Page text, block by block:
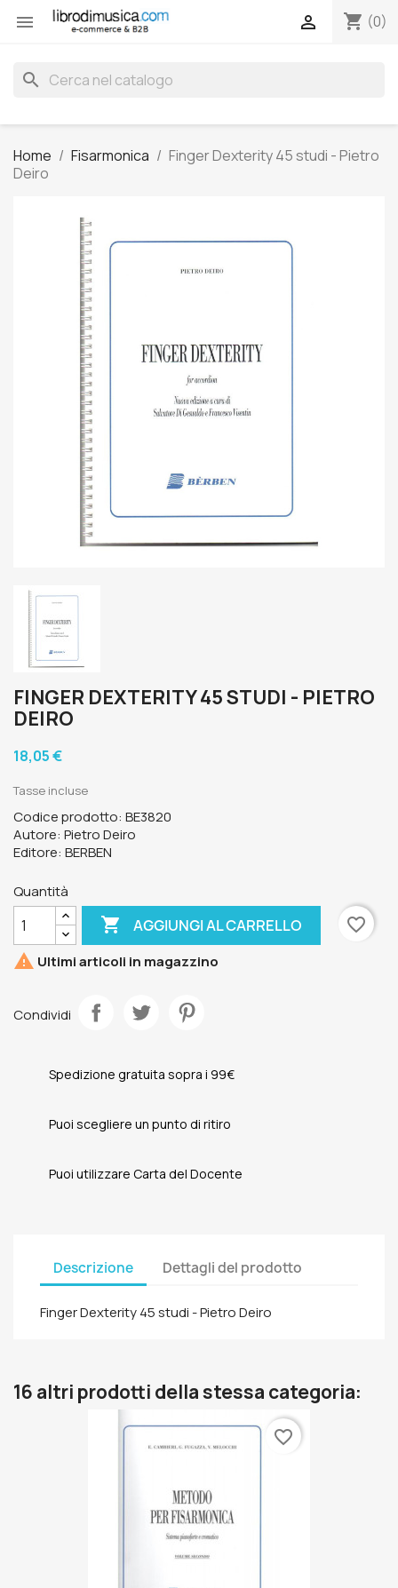
 shopping_cart (0)

search
Home Fisarmonica
Finger Dexterity 45 studi - Pietro
Deiro
FINGER DEXTERITY 45 STUDI - PIETRO
DEIRO
18,05 €
Tasse incluse
Codice prodotto: BE3820
Autore: Pietro Deiro
Editore: BERBEN
Quantità
 AGGIUNGI AL CARRELLO
favorite_border
 Ultimi articoli in magazzino
Condividi
Spedizione gratuita sopra i 99€
Puoi scegliere un punto di ritiro
Puoi utilizzare Carta del Docente
Descrizione Dettagli del prodotto
Finger Dexterity 45 studi - Pietro Deiro
16 altri prodotti della stessa categoria:
favorite_border